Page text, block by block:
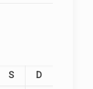
S
D